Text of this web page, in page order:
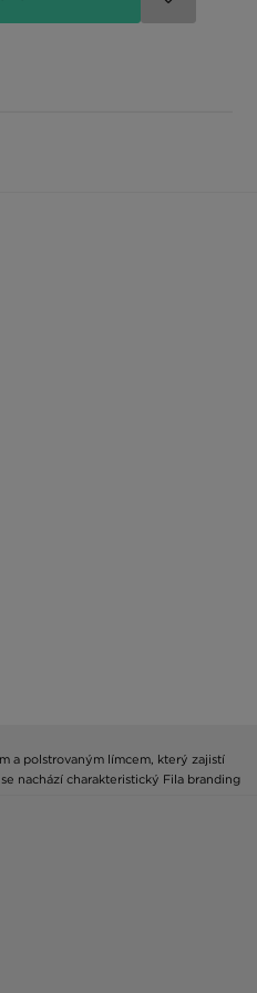
a polstrovaným límcem, který zajistí
nachází charakteristický Fila branding